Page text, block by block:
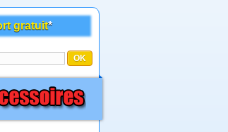
gratuit*